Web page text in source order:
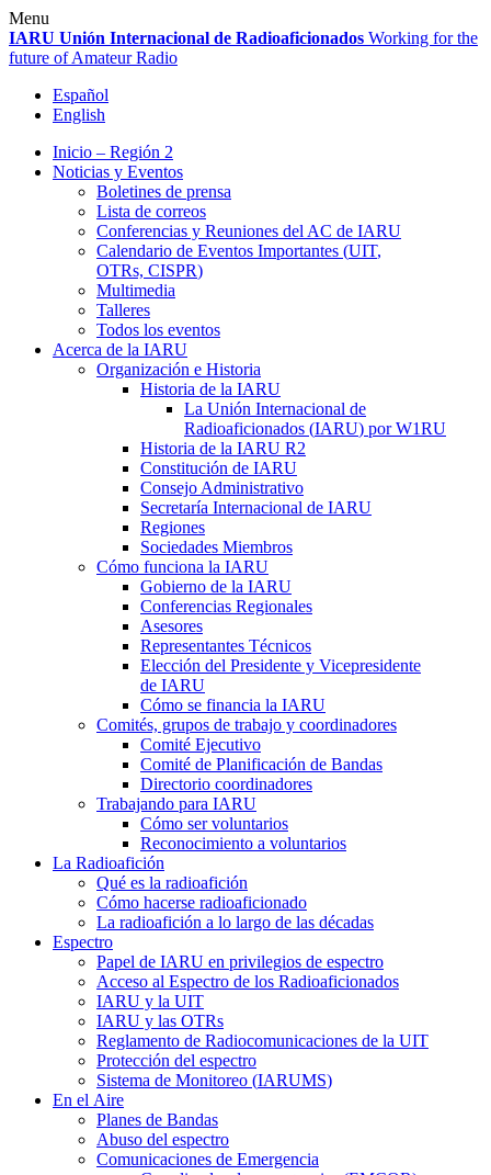
Skip
to
content
Menu
IARU Unión Internacional de Radioaficionados Working for the
future of Amateur Radio
Español
English
Inicio – Región 2
Noticias y Eventos
Boletines de prensa
Lista de correos
Conferencias y Reuniones del AC de IARU
Calendario de Eventos Importantes (UIT,
OTRs, CISPR)
Multimedia
Talleres
Todos los eventos
Acerca de la IARU
Organización e Historia
Historia de la IARU
La Unión Internacional de
Radioaficionados (IARU) porW1RU
Historia de la IARU R2
Constitución de IARU
Consejo Administrativo
Secretaría Internacional de IARU
Regiones
Sociedades Miembros
Cómo funciona la IARU
Gobierno de la IARU
Conferencias Regionales
Asesores
Representantes Técnicos
Elección del Presidente y Vicepresidente
de IARU
Cómo se financia la IARU
Comités, grupos de trabajo y coordinadores
Comité Ejecutivo
Comité de Planificación de Bandas
Directorio coordinadores
Trabajando para IARU
Cómo ser voluntarios
Reconocimiento a voluntarios
La Radioafición
Qué es la radioafición
Cómo hacerse radioaficionado
La radioafición a lo largo de las décadas
Espectro
Papel de IARU en privilegios de espectro
Acceso al Espectro de los Radioaficionados
IARU y la UIT
IARU y las OTRs
Reglamento de Radiocomunicaciones de la UIT
Protección del espectro
Sistema de Monitoreo (IARUMS)
En el Aire
Planes de Bandas
Abuso del espectro
Comunicaciones de Emergencia